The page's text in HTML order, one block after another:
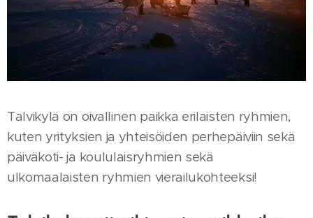
Talvikylä on oivallinen paikka erilaisten ryhmien,
kuten yrityksien ja yhteisöiden perhepäiviin sekä
päiväkoti- ja koululaisryhmien sekä
ulkomaalaisten ryhmien vierailukohteeksi!